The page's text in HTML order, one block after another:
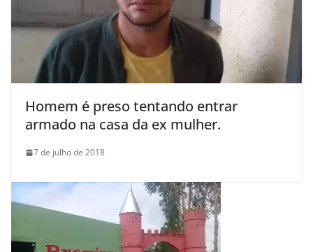
Homem é preso tentando entrar
armado na casa da ex mulher.
7 de julho de 2018